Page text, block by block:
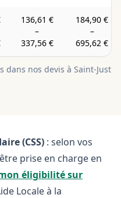
136,61 €
–
337,56 €
184,90 €
–
695,62 €
dans nos devis à Saint-Just
(CSS) : selon vos
prise en charge en
éligibilité sur
Locale à la